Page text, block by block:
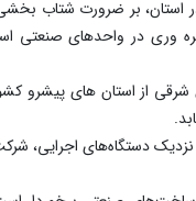
بر ضرورت شتاب‌
وری در واحدهای صنعتی
شرقی از استان ‌های پیشرو
استان مستلزم همکاری نزدیک